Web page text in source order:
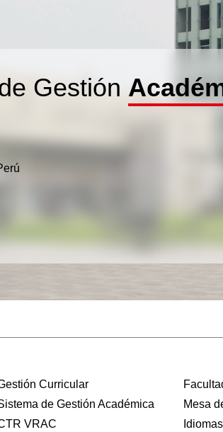
UN ESPACIO PARA HABLAR,
CAYETANO HEREDIA
PROMUEVE EL BIENESTAR
EMOCIONAL ESTUDIANTIL
Psicológica de Cayetano Heredia realizó la
emocional. En un contexto donde las
Gestión
Curricular
de Gestión Académica
VRAC
Mesa
Idiomas